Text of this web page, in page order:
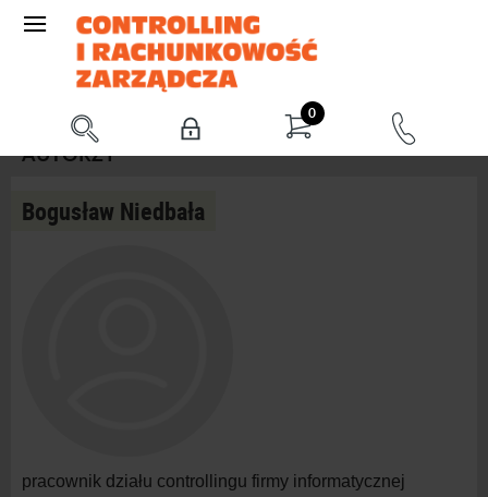
0
AUTORZY
Bogusław Niedbała
pracownik działu controllingu firmy informatycznej